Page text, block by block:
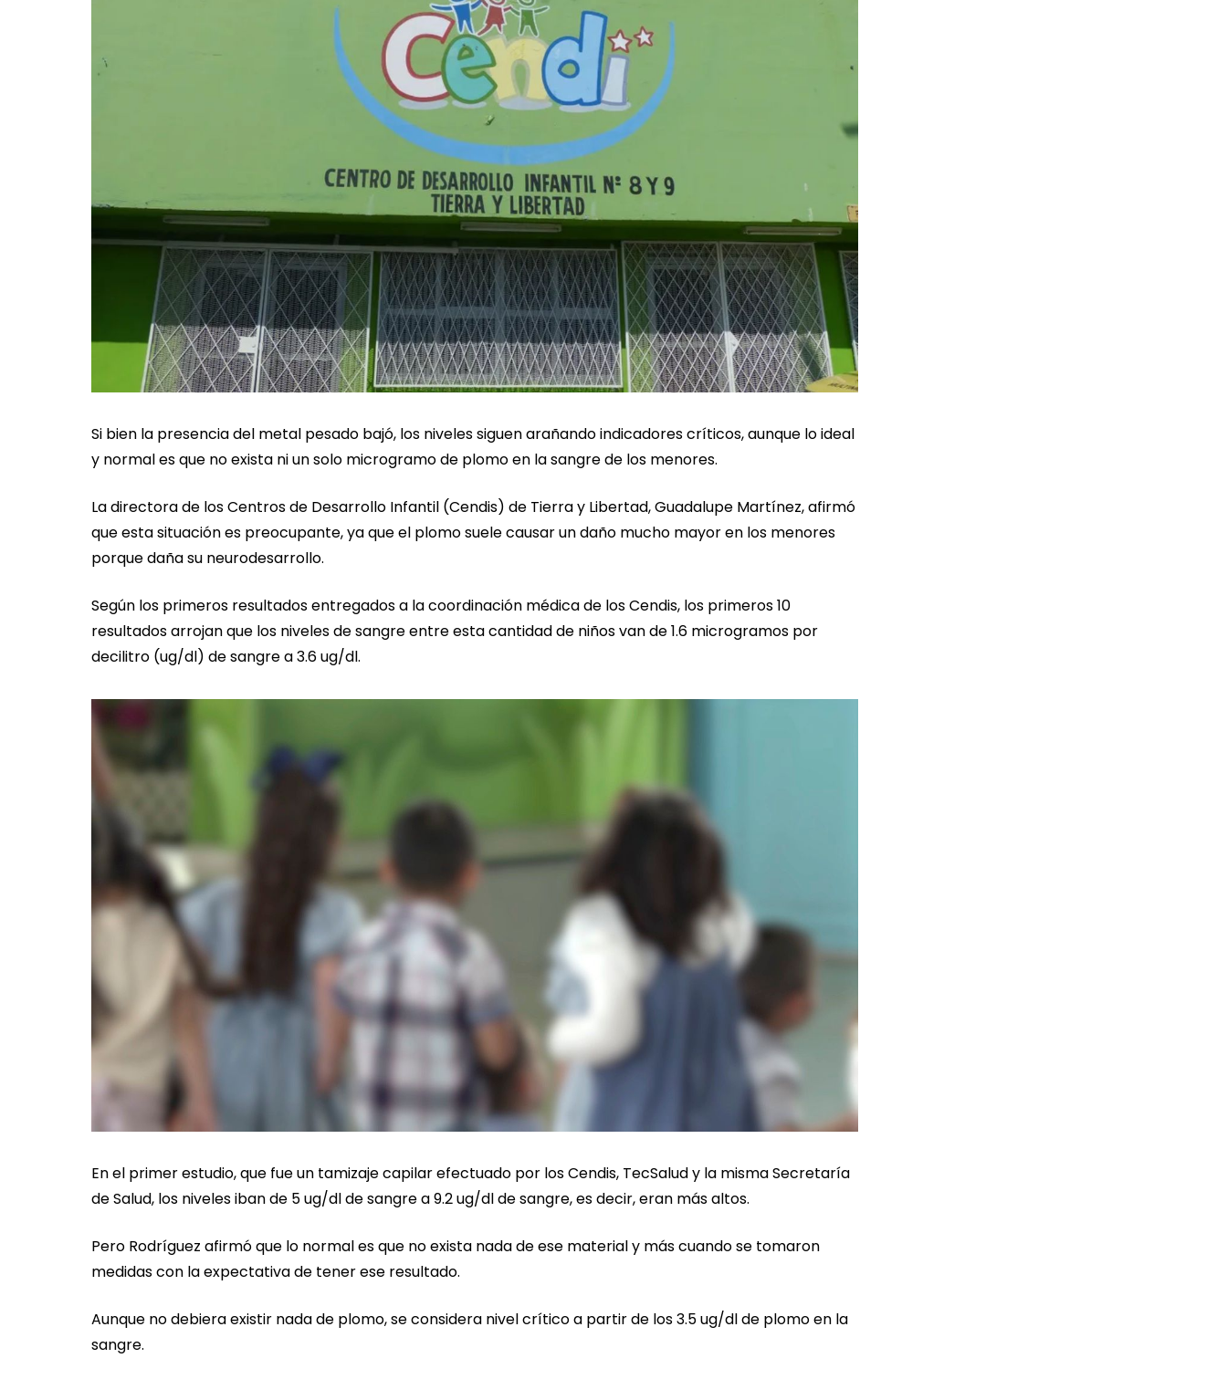
Si bien la presencia del metal pesado bajó, los niveles siguen arañando indicadores críticos, aunque lo ideal
y normal es que no exista ni un solo microgramo de plomo en la sangre de los menores.
La directora de los Centros de Desarrollo Infantil (Cendis) de Tierra y Libertad, Guadalupe Martínez, afirmó
que esta situación es preocupante, ya que el plomo suele causar un daño mucho mayor en los menores
porque daña su neurodesarrollo.
Según los primeros resultados entregados a la coordinación médica de los Cendis, los primeros 10
resultados arrojan que los niveles de sangre entre esta cantidad de niños van de 1.6 microgramos por
decilitro (ug/dl) de sangre a 3.6 ug/dl.
En el primer estudio, que fue un tamizaje capilar efectuado por los Cendis, TecSalud y la misma Secretaría
de Salud, los niveles iban de 5 ug/dl de sangre a 9.2 ug/dl de sangre, es decir, eran más altos.
Pero Rodríguez afirmó que lo normal es que no exista nada de ese material y más cuando se tomaron
medidas con la expectativa de tener ese resultado.
Aunque no debiera existir nada de plomo, se considera nivel crítico a partir de los 3.5 ug/dl de plomo en la
sangre.